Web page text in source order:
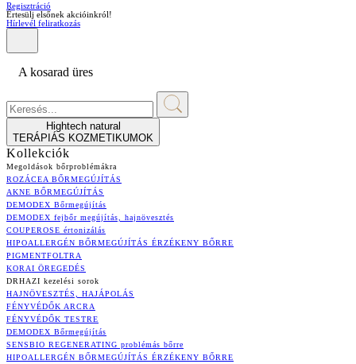
Regisztráció
Értesülj elsőnek akcióinkról!
Hírlevél feliratkozás
A kosarad üres
Hightech natural
TERÁPIÁS KOZMETIKUMOK
Kollekciók
Megoldások bőrproblémákra
ROZÁCEA BŐRMEGÚJÍTÁS
AKNE BŐRMEGÚJÍTÁS
DEMODEX Bőrmegújítás
DEMODEX fejbőr megújítás, hajnövesztés
COUPEROSE értonizálás
HIPOALLERGÉN BŐRMEGÚJÍTÁS ÉRZÉKENY BŐRRE
PIGMENTFOLTRA
KORAI ÖREGEDÉS
DRHAZI kezelési sorok
HAJNÖVESZTÉS, HAJÁPOLÁS
FÉNYVÉDŐK ARCRA
FÉNYVÉDŐK TESTRE
DEMODEX Bőrmegújítás
SENSBIO REGENERATING problémás bőrre
HIPOALLERGÉN BŐRMEGÚJÍTÁS ÉRZÉKENY BŐRRE